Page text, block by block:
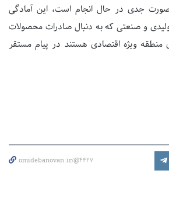
جدی در حال انجام است، این آمادگی
و صنعتی که به دنبال صادرات محصولات
منطقه ویژه اقتصادی هستند در پیام مستقر
omidebanovan.ir/@4427